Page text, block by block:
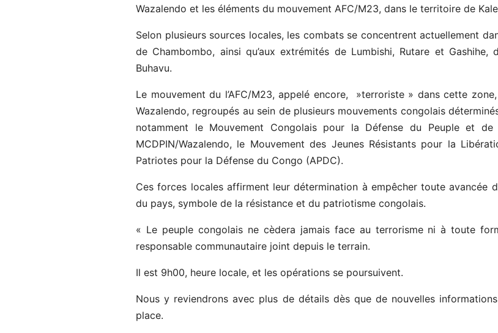
Wazalendo et les éléments du mouvement AFC/M23, dans le territoire de
Selon plusieurs sources locales, les combats se concentrent actuellement
de Chambombo, ainsi qu’aux extrémités de Lumbishi, Rutare et
Buhavu.
Le mouvement du l’AFC/M23, appelé encore, »terroriste » dans cette
Wazalendo, regroupés au sein de plusieurs mouvements congolais
notamment le Mouvement Congolais pour la Défense du Peuple et de
MCDPIN/Wazalendo, le Mouvement des Jeunes Résistants pour la
Patriotes pour la Défense du Congo (APDC).
Ces forces locales affirment leur détermination à empêcher toute avancée
du pays, symbole de la résistance et du patriotisme congolais.
« Le peuple congolais ne cèdera jamais face au terrorisme ni à toute
responsable communautaire joint depuis le terrain.
Il est 9h00, heure locale, et les opérations se poursuivent.
Nous y reviendrons avec plus de détails dès que de nouvelles
place.